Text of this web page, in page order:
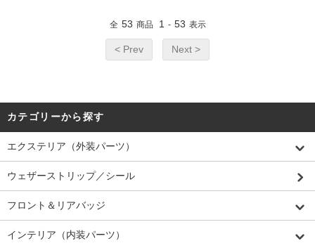
全 53 商品 1 - 53 表示
< Prev Next >
カテゴリーから探す
エクステリア（外装パーツ）
ウェザーストリップ／シール
フロント＆リアバッジ
インテリア（内装パーツ）